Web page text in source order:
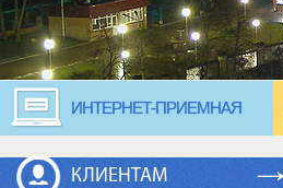
ИНТЕРНЕТ-ПРИЕМНАЯ
КЛИЕНТАМ